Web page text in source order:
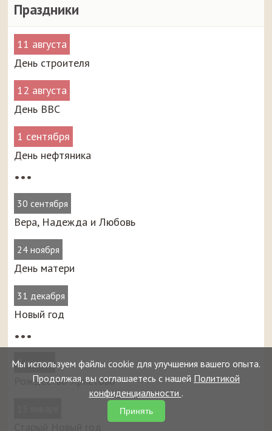
Праздники
11 августа
День строителя
12 августа
День ВВС
1 сентября
День нефтяника
•••
30 сентября
Вера, Надежда и Любовь
24 ноября
День матери
31 декабря
Новый год
•••
7 января
Рождество Христово
Мы используем файлы cookie для улучшения вашего опыта.
Продолжая, вы соглашаетесь с нашей Политикой
конфиденциальности .
Принять